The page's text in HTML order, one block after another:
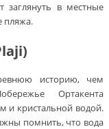
заглянуть в местные
пляжа.
историю, чем
Ортакента
и кристальной водой.
помнить, что вода